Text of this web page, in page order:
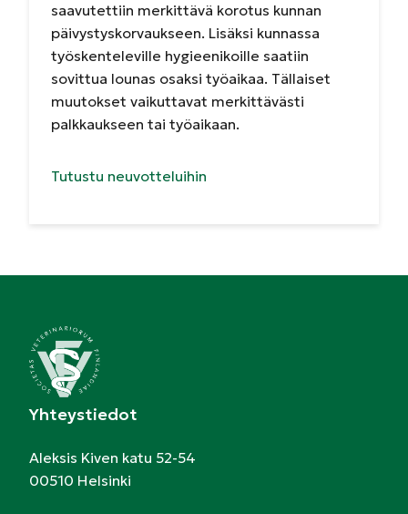
saavutettiin merkittävä korotus kunnan
päivystyskorvaukseen. Lisäksi kunnassa
työskenteleville hygieenikoille saatiin
sovittua lounas osaksi työaikaa. Tällaiset
muutokset vaikuttavat merkittävästi
palkkaukseen tai työaikaan.
Tutustu neuvotteluihin
Yhteystiedot
Aleksis Kiven katu 52-54
00510 Helsinki